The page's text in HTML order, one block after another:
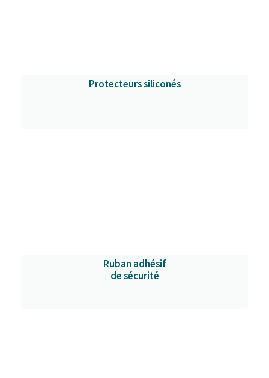
Protecteurs siliconés
Ruban adhésif
de sécurité